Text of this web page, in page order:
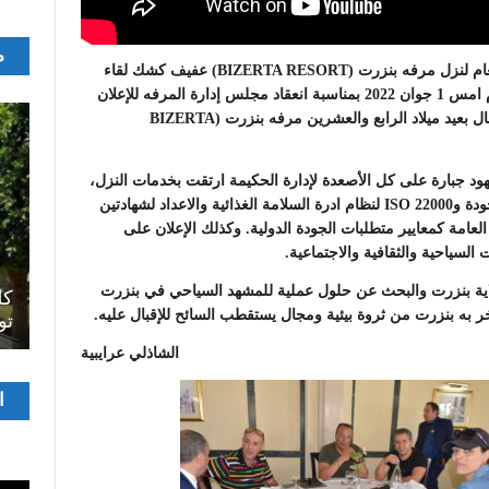
تحت شعار “الإدارة هي التخطيط” نظم الرئيس المدير العام لنزل مرفه بنزرت (BIZERTA RESORT) عفيف كشك لقاء
جمع فيه صحفيي واعلاميي ورجال اعمال ولاية بنزرت يوم امس 1 جوان 2022 بمناسبة انعقاد مجلس إدارة المرفه للإعلان
على مخرجاته وبعض الاخبار السارة بداء بالاستعداد للاحتفال بعيد ميلاد الرابع والعشرين مرفه بنزرت (BIZERTA
جبارة على كل الأصعدة لإدارة الحكيمة ارتقت بخدمات النزل،
وكذلك الاحتفال بتجديد شهادتي ISO 9001 لنظام إدارة الجودة وISO 22000 لنظام ادرة السلامة الغذائية والاعداد لشهادتين
كمعايير متطلبات الجودة الدولية. وكذلك الإعلان على
والثقافية والاجتماعية.
بنزرت والبحث عن حلول عملية للمشهد السياحي في بنزرت
به بنزرت من ثروة بيئية ومجال يستقطب السائح للإقبال عليه.
الشاذلي عرايبية
المسرح الجامعي يقود رواده إلى الملتقيات
الدولية…التجربة العمانية نموذجا